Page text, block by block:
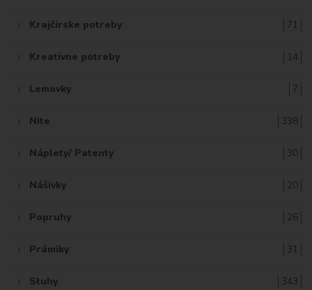
Krajčírske potreby 71
Kreatívne potreby 14
Lemovky 7
Nite 338
Náplety/ Patenty 30
Nášivky 20
Popruhy 26
Prámiky 31
Stuhy 343